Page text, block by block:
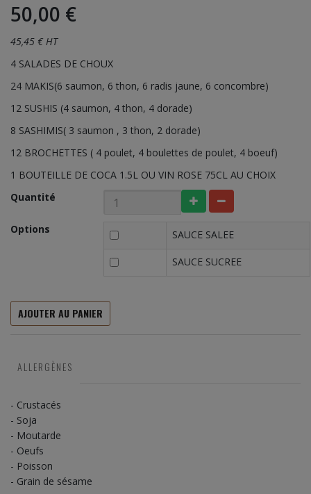
50,00 €
45,45 € HT
4 SALADES DE CHOUX
24 MAKIS(6 saumon, 6 thon, 6 radis jaune, 6 concombre)
12 SUSHIS (4 saumon, 4 thon, 4 dorade)
8 SASHIMIS( 3 saumon , 3 thon, 2 dorade)
12 BROCHETTES ( 4 poulet, 4 boulettes de poulet, 4 boeuf)
1 BOUTEILLE DE COCA 1.5L OU VIN ROSE 75CL AU CHOIX
Quantité
Options SAUCE SALEE
SAUCE SUCREE
AJOUTER AU PANIER
ALLERGÈNES
- Crustacés
- Soja
- Moutarde
- Oeufs
- Poisson
- Grain de sésame